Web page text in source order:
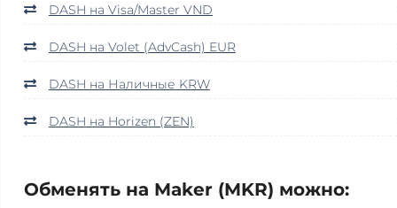
DASH на Visa/Master VND
DASH на Volet (AdvCash) EUR
DASH на Наличные KRW
DASH на Horizen (ZEN)
Обменять на Maker (MKR) можно: